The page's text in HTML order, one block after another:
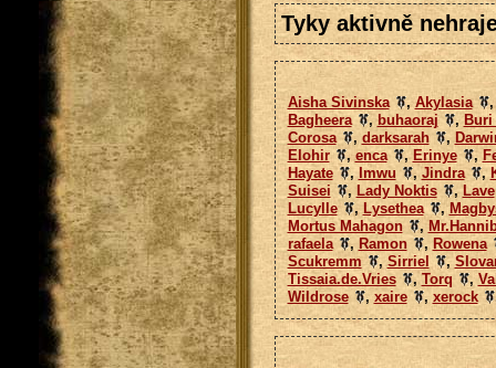
Tyky aktivně
Aisha Sivinska ,Akylasia
Bagheera
,buhaoraj , Buri
Corosa
, darksarah ,
Elohir
,enca , Erinye ,
Hayate
, Imwu ,Jindra ,
Suisei
, Lady Noktis ,Lave
Lucylle
, Lysethea ,
Mortus Mahagon
,
rafaela
, Ramon , Rowena
Scukremm
,Sirriel ,
Tissaia.de.Vries
,Torq ,
Wildrose
, xaire , xerock